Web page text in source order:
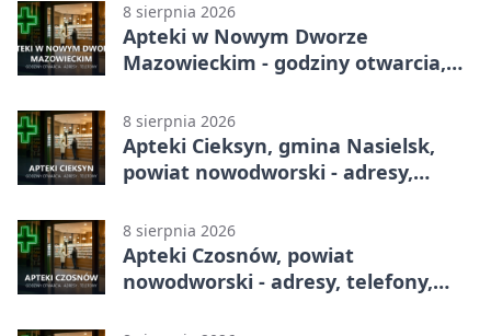
8 sierpnia 2026
Apteki w Nowym Dworze
Mazowieckim - godziny otwarcia,
8 sierpnia 2026
Apteki Cieksyn, gmina Nasielsk,
powiat nowodworski - adresy,
8 sierpnia 2026
Apteki Czosnów, powiat
nowodworski - adresy, telefony,